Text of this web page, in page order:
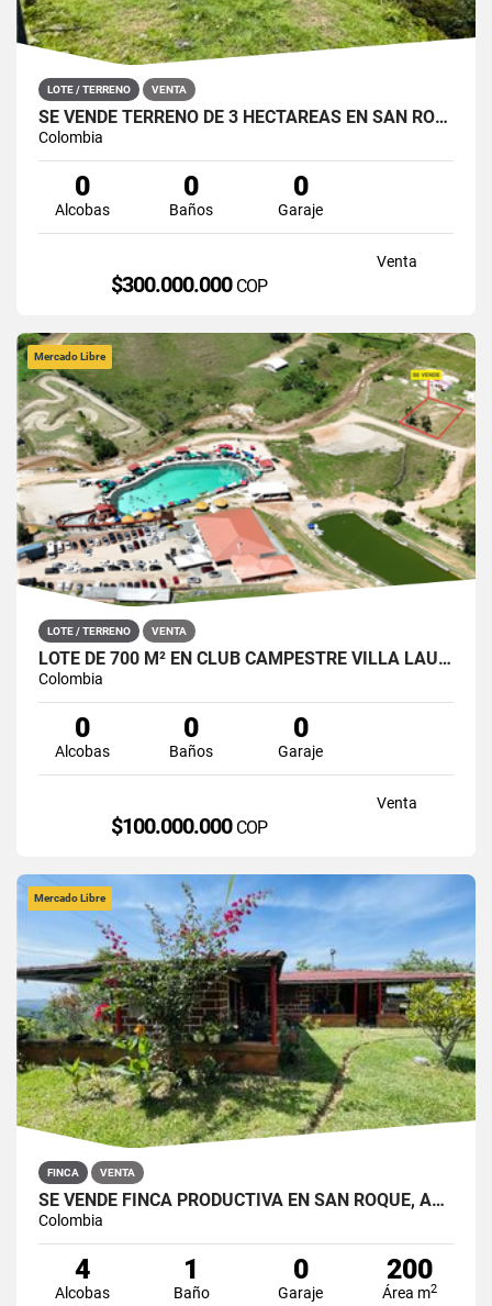
LOTE / TERRENO VENTA
SE VENDE TERRENO DE 3 HECTÁREAS EN SAN ROQUE, ANTIOQUIA.
Colombia
0
Alcobas
0
Baños
0
Garaje
Venta
$300.000.000 COP
Mercado Libre
LOTE / TERRENO VENTA
LOTE DE 700 M² EN CLUB CAMPESTRE VILLA LAURA. SAN ROQUE, ANT.
Colombia
0
Alcobas
0
Baños
0
Garaje
Venta
$100.000.000 COP
Mercado Libre
FINCA VENTA
SE VENDE FINCA PRODUCTIVA EN SAN ROQUE, ANTIOQUIA.
Colombia
4
Alcobas
1
Baño
0
Garaje
200
Área m2